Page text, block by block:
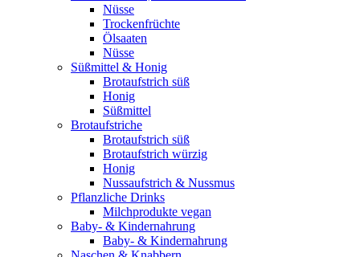
Nüsse
Trockenfrüchte
Ölsaaten
Nüsse
Süßmittel & Honig
Brotaufstrich süß
Honig
Süßmittel
Brotaufstriche
Brotaufstrich süß
Brotaufstrich würzig
Honig
Nussaufstrich & Nussmus
Pflanzliche Drinks
Milchprodukte vegan
Baby- & Kindernahrung
Baby- & Kindernahrung